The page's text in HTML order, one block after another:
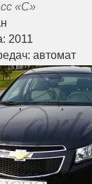
«С»
2011
автомат